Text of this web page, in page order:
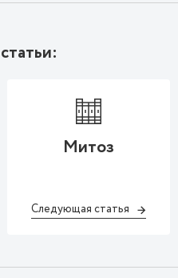
Митоз
Следующая статья